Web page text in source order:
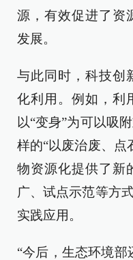
源，有效促进了资
发展。
与此同时，科技创
化利用。例如，利
以“变身”为可以吸
样的“以废治废、点
物资源化提供了新
广、试点示范等方
实践应用。
“今后，生态环境部